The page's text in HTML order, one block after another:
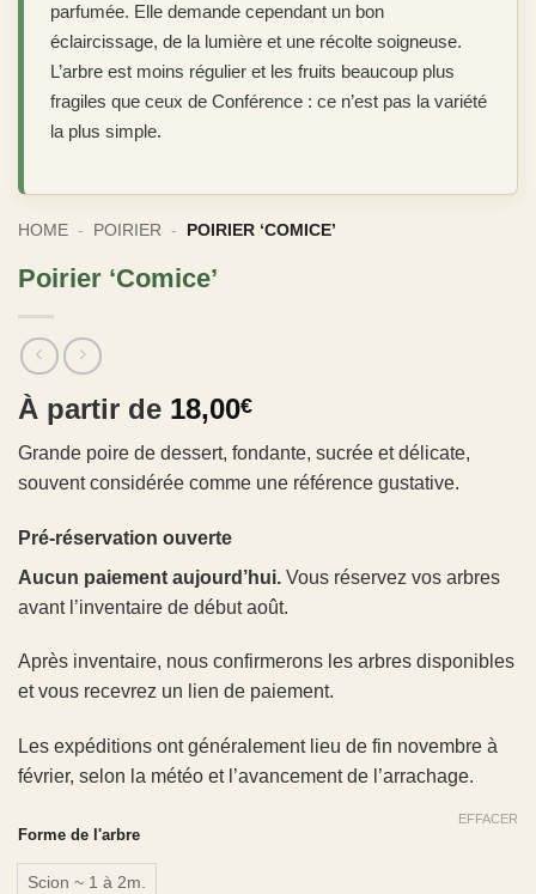
parfumée. Elle demande cependant un bon
éclaircissage, de la lumière et une récolte soigneuse.
L’arbre est moins régulier et les fruits beaucoup plus
fragiles que ceux de Conférence : ce n’est pas la variété
la plus simple.
HOME - POIRIER - POIRIER ‘COMICE’
Poirier ‘Comice’
À partir de 18,00€
Grande poire de dessert, fondante, sucrée et délicate,
souvent considérée comme une référence gustative.
Pré-réservation ouverte
Aucun paiement aujourd’hui. Vous réservez vos arbres
avant l’inventaire de début août.
Après inventaire, nous confirmerons les arbres disponibles
et vous recevrez un lien de paiement.
Les expéditions ont généralement lieu de fin novembre à
février, selon la météo et l’avancement de l’arrachage.
Forme de l'arbre
Scion ~ 1 à 2m.
EFFACER